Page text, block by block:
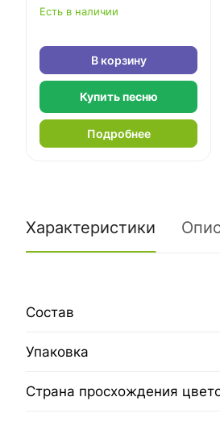
Есть в наличии
В корзину
Купить песню
Подробнее
Характеристики
Состав
Упаковка
Страна просхождения